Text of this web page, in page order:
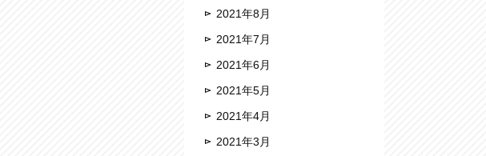
2021年8月
2021年7月
2021年6月
2021年5月
2021年4月
2021年3月